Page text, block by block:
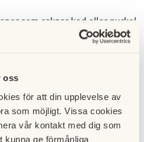
oss
för att din upplevelse av
som möjligt. Vissa cookies
vår kontakt med dig som
kunna ge förmånliga
som saknar kod eller nyckel
vill komma in eller vistas i